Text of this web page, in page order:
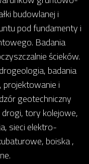
budowlanej i
pod fundamenty i
Badania
ścieków.
badania
projektowanie i
geotechniczny
tory kolejowe,
sieci elektro-
boiska ,